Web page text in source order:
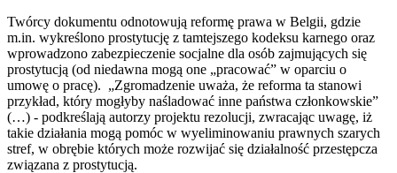
Twórcy dokumentu odnotowują reformę prawa w Belgii, gdzie
m.in. wykreślono prostytucję z tamtejszego kodeksu karnego oraz
wprowadzono zabezpieczenie socjalne dla osób zajmujących się
prostytucją (od niedawna mogą one „pracować” w oparciu o
umowę o pracę). „Zgromadzenie uważa, że reforma ta stanowi
przykład, który mogłyby naśladować inne państwa członkowskie”
(…) - podkreślają autorzy projektu rezolucji, zwracając uwagę, iż
takie działania mogą pomóc w wyeliminowaniu prawnych szarych
stref, w obrębie których może rozwijać się działalność przestępcza
związana z prostytucją.